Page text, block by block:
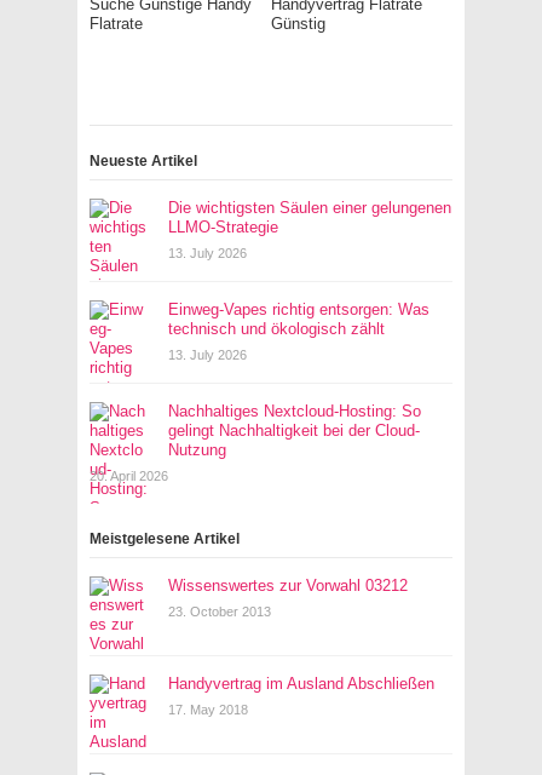
Suche Günstige Handy
Flatrate
Handyvertrag Flatrate
Günstig
Neueste Artikel
Die wichtigsten Säulen einer gelungenen
LLMO-Strategie
13. July 2026
Einweg-Vapes richtig entsorgen: Was
technisch und ökologisch zählt
13. July 2026
Nachhaltiges Nextcloud-Hosting: So
gelingt Nachhaltigkeit bei der Cloud-
Nutzung
20. April 2026
Meistgelesene Artikel
Wissenswertes zur Vorwahl 03212
23. October 2013
Handyvertrag im Ausland Abschließen
17. May 2018